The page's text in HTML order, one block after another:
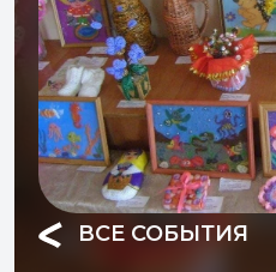
ВСЕ СОБЫТИЯ